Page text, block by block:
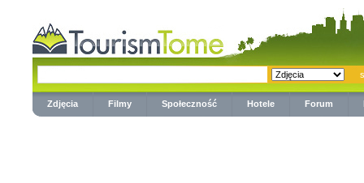
Zdjęcia Filmy Społeczność Hotele Forum